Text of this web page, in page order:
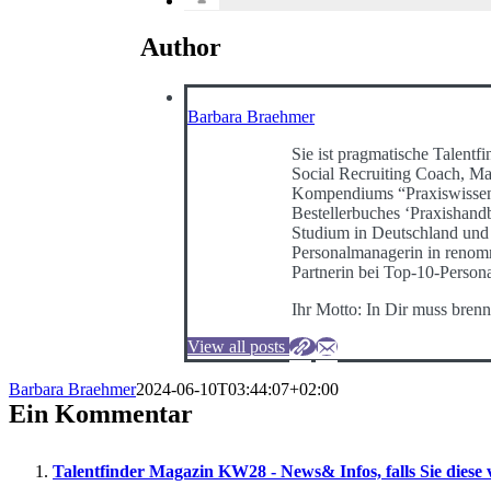
Author
Barbara Braehmer
Sie ist pragmatische
Social Recruiting Coach,
Kompendiums
Bestellerbuches
Studium in Deutschland
Personalmanagerin in
Partnerin bei Top-10-
Ihr Motto: In Dir muss
View all posts
Barbara Braehmer2024-06-10T03:44:07+02:00
Ein Kommentar
Talentfinder Magazin KW28 - News& Infos, falls Sie diese